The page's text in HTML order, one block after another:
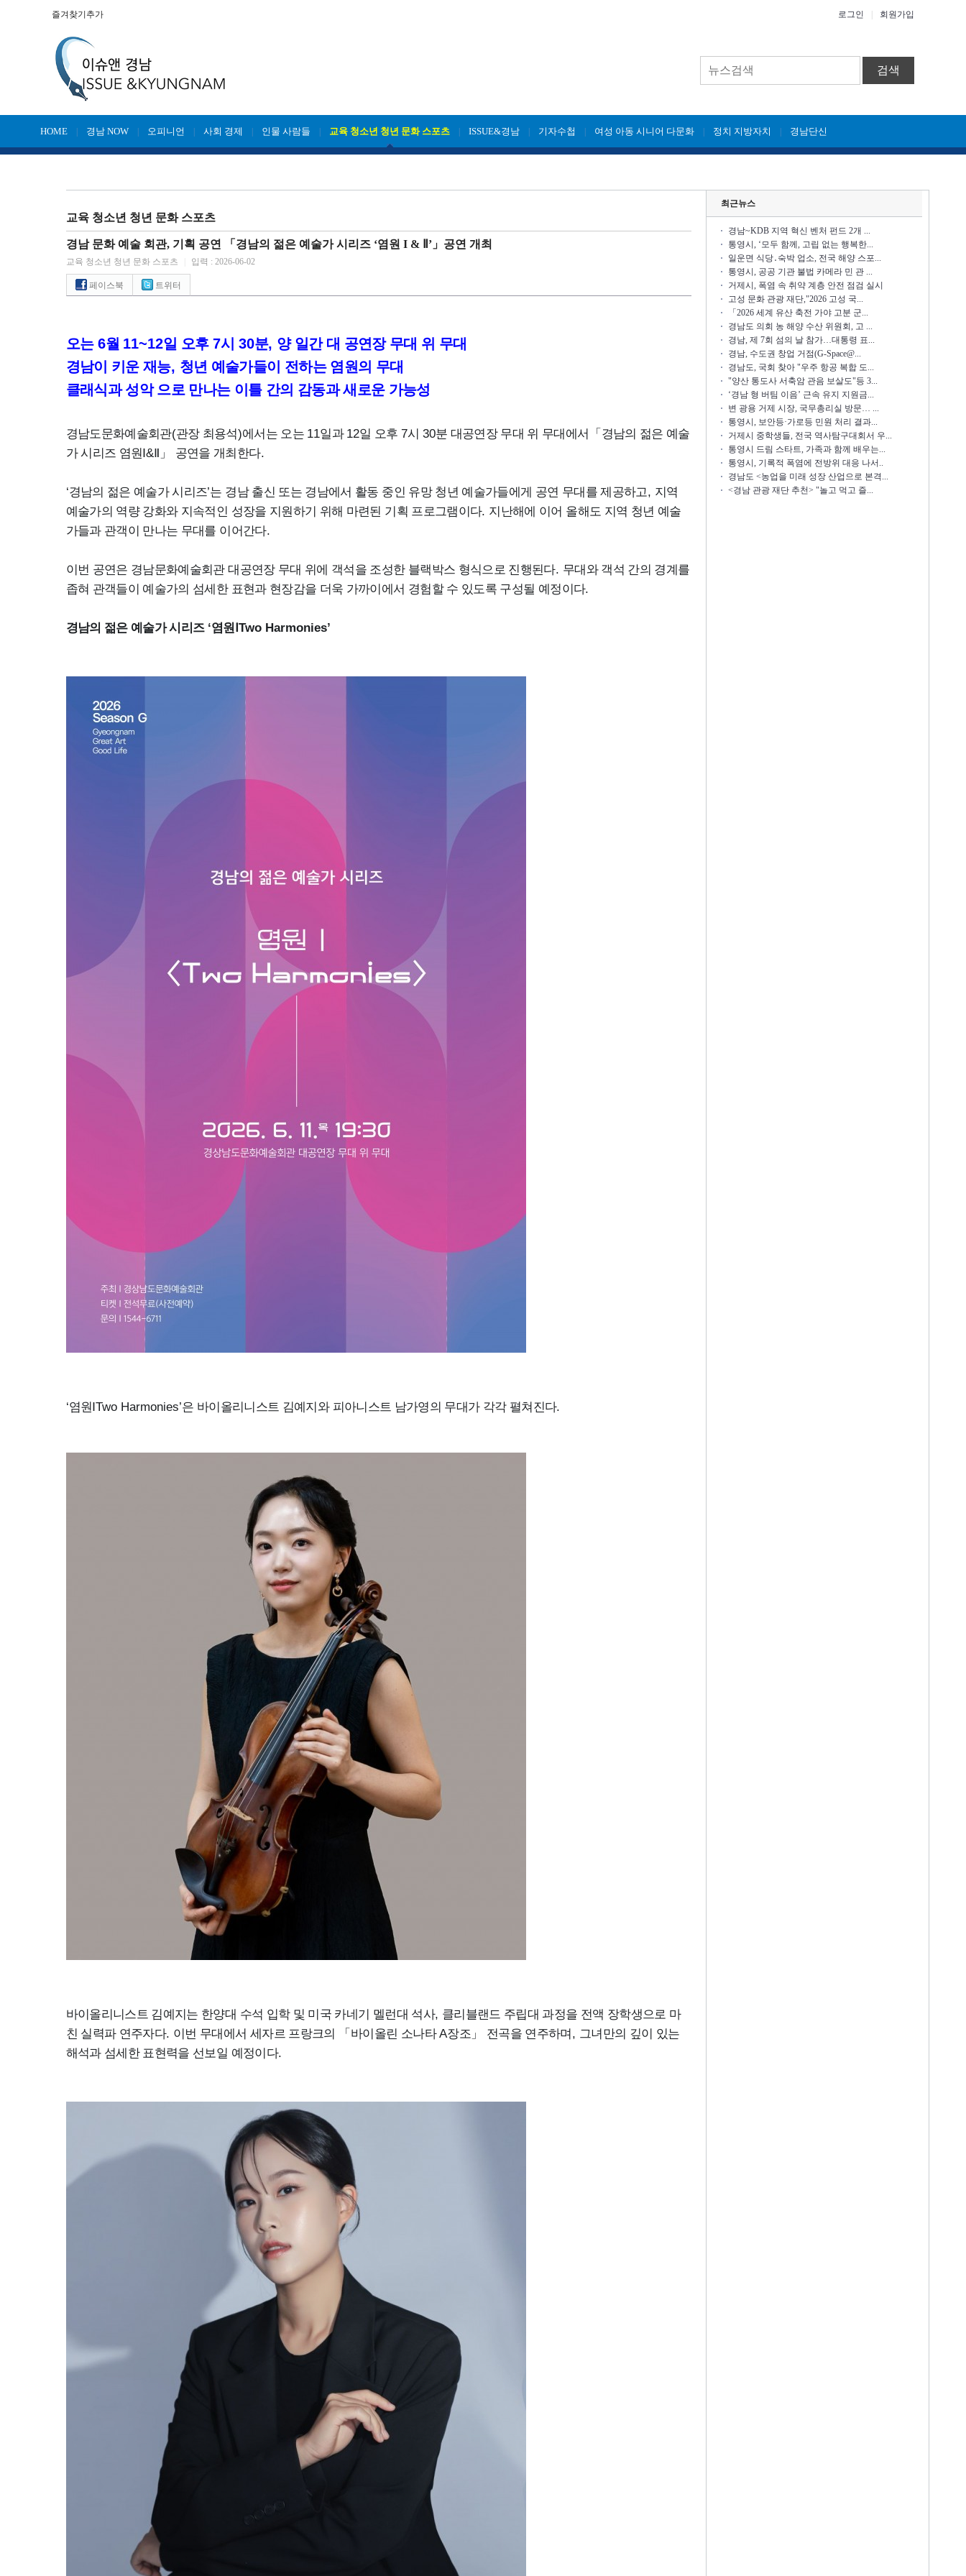
즐겨찾기추가 로그인 회원가입
검색
HOME 경남 NOW 오피니언 사회 경제 인물 사람들 교육 청소년 청년 문화 스포츠 ISSUE&경남 기자수첩 여성 아동 시니어 다문화 정치 지방자치 경남단신
교육 청소년 청년 문화 스포츠
경남 문화 예술 회관, 기획 공연 「경남의 젊은 예술가 시리즈 ‘염원 I & Ⅱ’」공연 개최
교육 청소년 청년 문화 스포츠 입력 : 2026-06-02
페이스북 트위터
오는 6월 11~12일 오후7시 30분, 양 일간 대 공연장 무대 위 무대
경남이 키운 재능, 청년 예술가들이 전하는 염원의 무대
클래식과 성악 으로 만나는 이틀 간의 감동과 새로운 가능성
경남도문화예술회관(관장 최용석)에서는 오는 11일과 12일 오후7시 30분 대공연장 무대 위 무대에서 「 경남의 젊은 예술
가 시리즈 염원Ⅰ&Ⅱ」 공연을 개최한다.
‘경남의 젊은 예술가 시리즈’는 경남 출신 또는 경남에서 활동 중인 유망 청년 예술가들에게 공연 무대를 제공하고, 지역
예술가의 역량 강화와 지속적인 성장을 지원하기 위해 마련된 기획 프로그램이다. 지난해에 이어 올해도 지역 청년 예술
가들과 관객이 만나는 무대를 이어간다.
이번 공연은 경남문화예술회관 대공연장 무대 위에 객석을 조성한 블랙박스 형식으로 진행된다. 무대와 객석 간의 경계를
좁혀 관객들이 예술가의 섬세한 표현과 현장감을 더욱 가까이에서 경험할 수 있도록 구성될 예정이다.
경남의 젊은 예술가 시리즈 ‘염원 ⅠTwo Harmonies’
‘염원ⅠTwo Harmonies’은 바이올리니스트 김예지와 피아니스트 남가영의 무대가 각각 펼쳐진다.
바이올리니스트 김예지는 한양대 수석 입학 및 미국 카네기 멜런대 석사, 클리블랜드 주립대 과정을 전액 장학생으로 마
친 실력파 연주자다. 이번 무대에서 세자르 프랑크의 「 바이올린 소나타A장조」 전곡을 연주하며 , 그녀만의 깊이 있는
해석과 섬세한 표현력을 선보일 예정이다.
최근뉴스
경남~KDB 지역 혁신 벤처 펀드 2개 ...
통영시, ‘모두 함께, 고립 없는 행복한...
일운면 식당․숙박 업소, 전국 해양 스포...
통영시, 공공 기관 불법 카메라 민 관 ...
거제시, 폭염 속 취약 계층 안전 점검 실시
고성 문화 관광 재단,"2026 고성 국...
「2026 세계 유산 축전 가야 고분 군...
경남도 의회 농 해양 수산 위원회, 고 ...
경남, 제 7회 섬의 날 참가…대통령 표...
경남, 수도권 창업 거점(G-Space@...
경남도, 국회 찾아 "우주 항공 복합 도...
"양산 통도사 서축암 관음 보살도"등 3...
‘경남 형 버팀 이음’ 근속 유지 지원금...
변 광용 거제 시장, 국무총리실 방문… ...
통영시, 보안등·가로등 민원 처리 결과...
거제시 중학생들, 전국 역사탐구대회서 우...
통영시 드림 스타트, 가족과 함께 배우는...
통영시, 기록적 폭염에 전방위 대응 나서..
경남도 <농업을 미래 성장 산업으로 본격...
<경남 관광 재단 추천> "놀고 먹고 즐...